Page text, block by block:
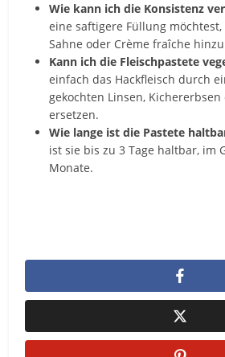
Wie kann ich die Konsistenz
eine saftigere Füllung
Sahne oder Crème fraîche
Kann ich die Fleischpastete
einfach das Hackfleisch durch
gekochten Linsen, Kichererbsen
ersetzen.
Wie lange ist die Pastete
ist sie bis zu 3 Tage haltbar, im
Monate.